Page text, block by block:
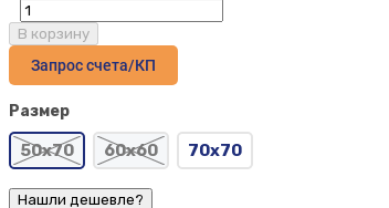
В корзину
Запрос счета/КП
Размер
50х70 60х60 70х70